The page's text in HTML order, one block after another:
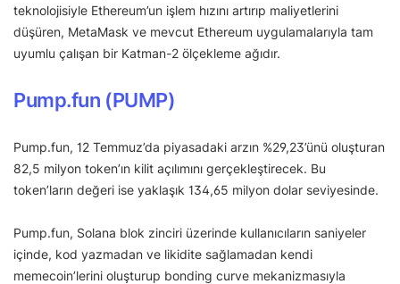
teknolojisiyle Ethereum’un işlem hızını artırıp maliyetlerini
düşüren, MetaMask ve mevcut Ethereum uygulamalarıyla tam
uyumlu çalışan bir Katman-2 ölçekleme ağıdır.
Pump.fun (PUMP)
Pump.fun, 12 Temmuz’da piyasadaki arzın %29,23’ünü oluşturan
82,5 milyon token’ın kilit açılımını gerçekleştirecek. Bu
token’ların değeri ise yaklaşık 134,65 milyon dolar seviyesinde.
Pump.fun, Solana blok zinciri üzerinde kullanıcıların saniyeler
içinde, kod yazmadan ve likidite sağlamadan kendi
memecoin’lerini oluşturup bonding curve mekanizmasıyla